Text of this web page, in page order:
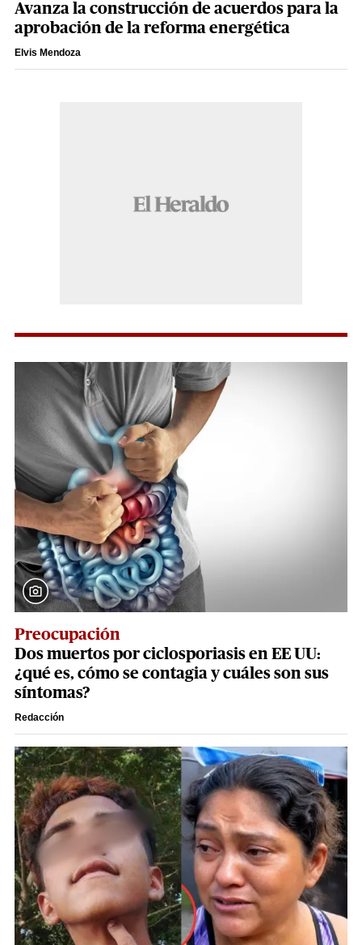
Avanza la construcción de acuerdos para la
aprobación de la reforma energética
Elvis Mendoza
Preocupación
Dos muertos por ciclosporiasis en EE UU:
¿qué es, cómo se contagia y cuáles son sus
síntomas?
Redacción